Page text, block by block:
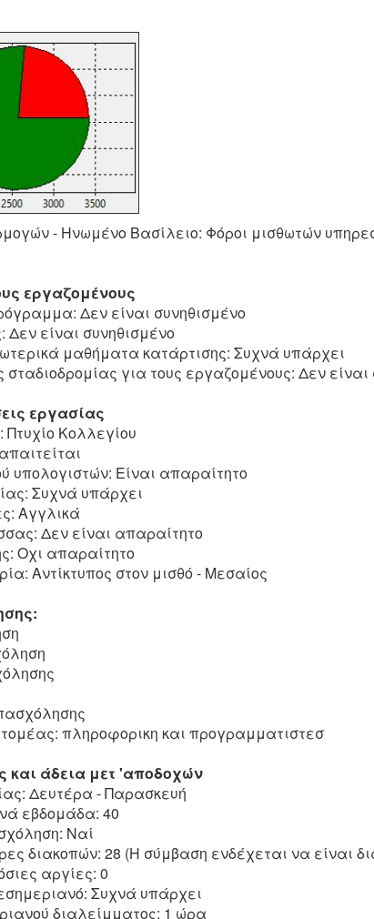
- Ηνωμένο Βασίλειο: Φόροι μισθωτών
εργαζομένους
Δεν είναι συνηθισμένο
είναι συνηθισμένο
μαθήματα κατάρτισης: Συχνά υπάρχει
για τους εργαζομένους: Δεν είναι
εργασίας
Κολλεγίου
υπολογιστών: Είναι απαραίτητο
Συχνά υπάρχει
Αγγλικά
Δεν είναι απαραίτητο
Οχι απαραίτητο
Αντίκτυπος στον μισθό - Μεσαίος
πληροφορικη και προγραμματιστεσ
και άδεια μετ 'αποδοχών
Δευτέρα - Παρασκευή
εβδομάδα: 40
Ναί
διακοπών: 28 (Η σύμβαση ενδέχεται να είναι
αργίες: 0
Συχνά υπάρχει
διαλείμματος: 1 ώρα